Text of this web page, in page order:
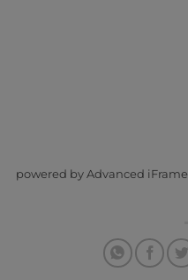
powered by Advanced iFrame